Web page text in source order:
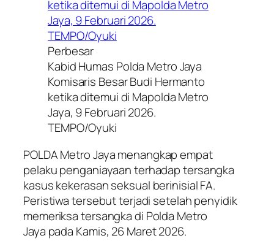
Perbesar
Kabid Humas Polda Metro Jaya
Komisaris Besar Budi Hermanto
ketika ditemui di Mapolda Metro
Jaya, 9 Februari 2026.
TEMPO/Oyuki
POLDA Metro Jaya menangkap empat
pelaku penganiayaan terhadap tersangka
kasus kekerasan seksual berinisial FA.
Peristiwa tersebut terjadi setelah penyidik
memeriksa tersangka di Polda Metro
Jaya pada Kamis, 26 Maret 2026.